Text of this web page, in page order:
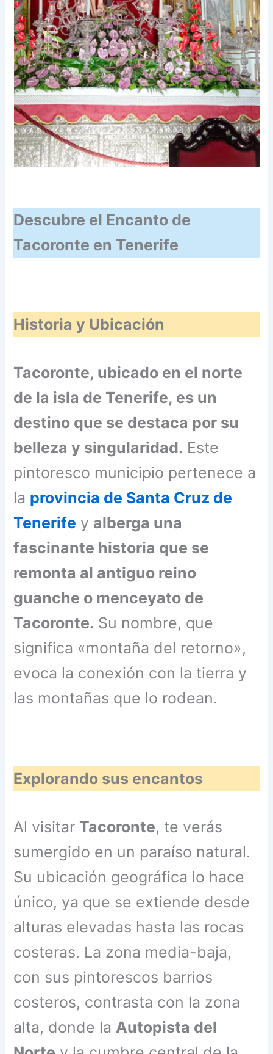
Descubre el Encanto de
Tacoronte en Tenerife
Historia y Ubicación
Tacoronte, ubicado en el norte
de la isla de Tenerife, es un
destino que se destaca por su
belleza y singularidad. Este
pintoresco municipio pertenece a
la provincia de Santa Cruz de
Tenerife y alberga una
fascinante historia que se
remonta al antiguo reino
guanche o menceyato de
Tacoronte. Su nombre, que
significa «montaña del retorno»,
evoca la conexión con la tierra y
las montañas que lo rodean.
Explorando sus encantos
Al visitar Tacoronte, te verás
sumergido en un paraíso natural.
Su ubicación geográfica lo hace
único, ya que se extiende desde
alturas elevadas hasta las rocas
costeras. La zona media-baja,
con sus pintorescos barrios
costeros, contrasta con la zona
alta, donde la Autopista del